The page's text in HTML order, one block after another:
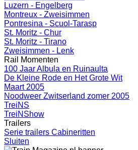
Luzern - Engelberg
Montreux - Zweisimmen
Pontresina - Scuol-Tarasp
St. Moritz - Chur
St. Moritz - Tirano
Zweisimmen - Lenk
Rail Momenten
100 Jaar Albula en Ruinaulta
De Kleine Rode en Het Grote Wit
Maart 2005
Noodweer Zwitserland zomer 2005
TreiNS
TreiNShow
Trailers
Serie trailers Cabineritten
Sluiten